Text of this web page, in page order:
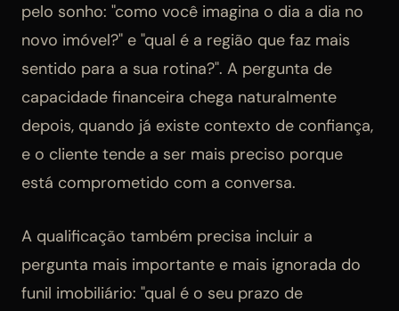
pelo sonho: "como você imagina o dia a dia no
novo imóvel?" e "qual é a região que faz mais
sentido para a sua rotina?". A pergunta de
capacidade financeira chega naturalmente
depois, quando já existe contexto de confiança,
e o cliente tende a ser mais preciso porque
está comprometido com a conversa.
A qualificação também precisa incluir a
pergunta mais importante e mais ignorada do
funil imobiliário: "qual é o seu prazo de